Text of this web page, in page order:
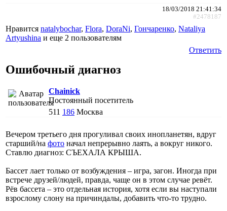
18/03/2018 21:41:34
#2478187
Нравится natalybochar, Flora, DoraNi, Гончаренко, Nataliya
Artyushina и еще 2 пользователям
Ответить
Ошибочный диагноз
Chainick
Постоянный посетитель
511 186 Москва
Вечером третьего дня прогуливал своих инопланетян, вдруг
старший/на фото начал непрерывно лаять, а вокруг никого.
Ставлю диагноз: СЪЕХАЛА КРЫША.
Бассет лает только от возбуждения – игра, загон. Иногда при
встрече друзей/людей, правда, чаще он в этом случае ревёт.
Рёв бассета – это отдельная история, хотя если вы наступали
взрослому слону на причиндалы, добавить что-то трудно.